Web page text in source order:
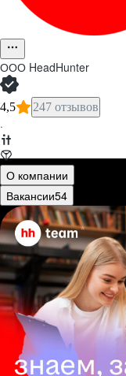
ООО HeadHunter
4,5 247 отзывов
·
О компании
Вакансии54